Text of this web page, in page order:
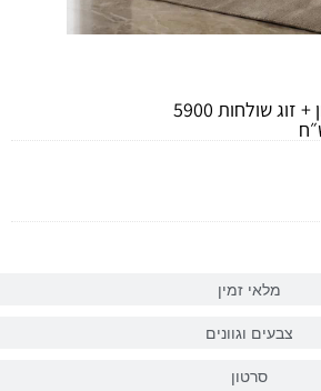
מלאי זמין
צבעים וגוונים
סרטון